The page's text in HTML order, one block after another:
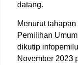
datang.
Menurut
Pemilihan
dikutip
November 2023